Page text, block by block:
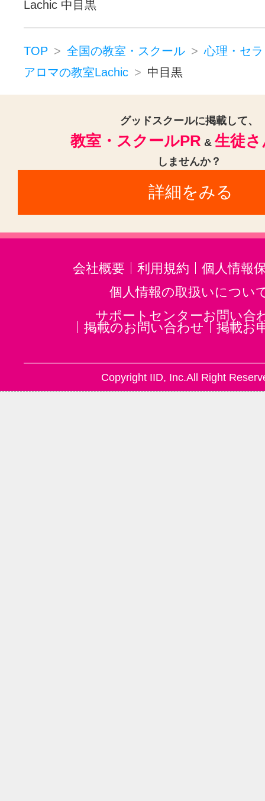
Lachic 中目黒
TOP 全国の教室・スクール
心理・セ
アロマの教室Lachic
中目黒
グッドスクールに掲載して、
教室・スクールPR & 生徒
しませんか？
詳細をみる
会社概要 利用規約
個人情報
個人情報の取扱いについ
サポートセンターお問い合
掲載のお問い合わせ
掲載お
Copyright IID, Inc.All Right